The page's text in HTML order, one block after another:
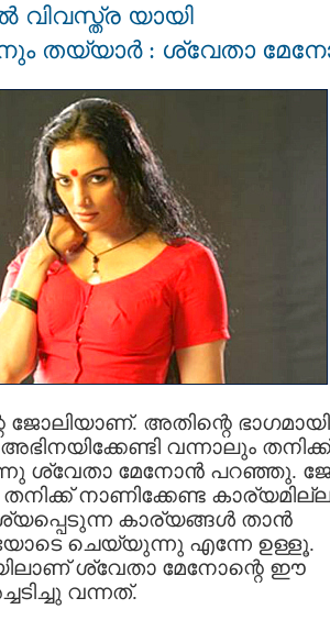
വിവസ്ത്ര യായി
തയ്യാര്‍ : ശ്വേതാ
ജോലിയാണ്. അതിന്റെ ഭാഗമായി
വന്നാലും തനിക്ക്‌
ശ്വേതാ മേനോന്‍ പറഞ്ഞു.
നാണിക്കേണ്ട
കാര്യങ്ങള്‍ താന്‍
ചെയ്യുന്നു എന്നേ ഉള്ളൂ.
ശ്വേതാ മേനോന്റെ ഈ
വന്നത്.